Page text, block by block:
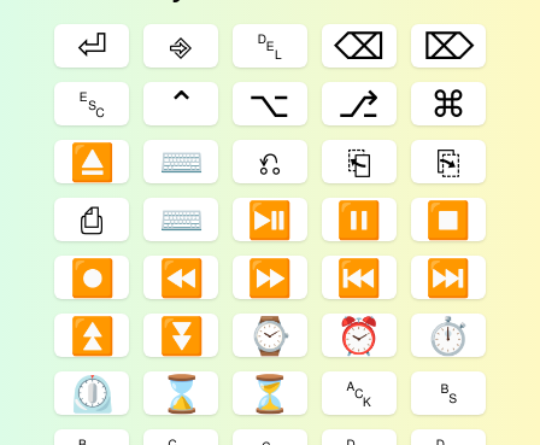
⏎ ⎆ ␡ ⌫
⌦
␛
⌃ ⌥ ⎇
⌘
⏏
⌨ ⎌ ⎗
⎘
⎙
⌨️ ⏯ ⏸
⏹
⏺
⏪ ⏩ ⏮
⏭
⏫
⏬ ⌚ ⏰
⏱
⏲
⌛ ⏳ ␆
␈